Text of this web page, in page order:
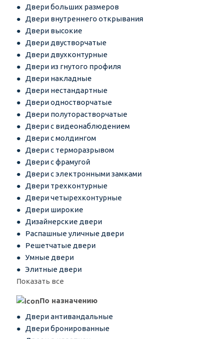
Двери больших размеров
Двери внутреннего открывания
Двери высокие
Двери двустворчатые
Двери двухконтурные
Двери из гнутого профиля
Двери накладные
Двери нестандартные
Двери одностворчатые
Двери полуторастворчатые
Двери с видеонаблюдением
Двери с молдингом
Двери с терморазрывом
Двери с фрамугой
Двери с электронными замками
Двери трехконтурные
Двери четырехконтурные
Двери широкие
Дизайнерские двери
Распашные уличные двери
Решетчатые двери
Умные двери
Элитные двери
Показать все
По назначению
Двери антивандальные
Двери бронированные